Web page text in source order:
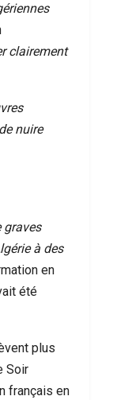
clairement
nuire
graves
à des
en
été
plus
Soir
français en